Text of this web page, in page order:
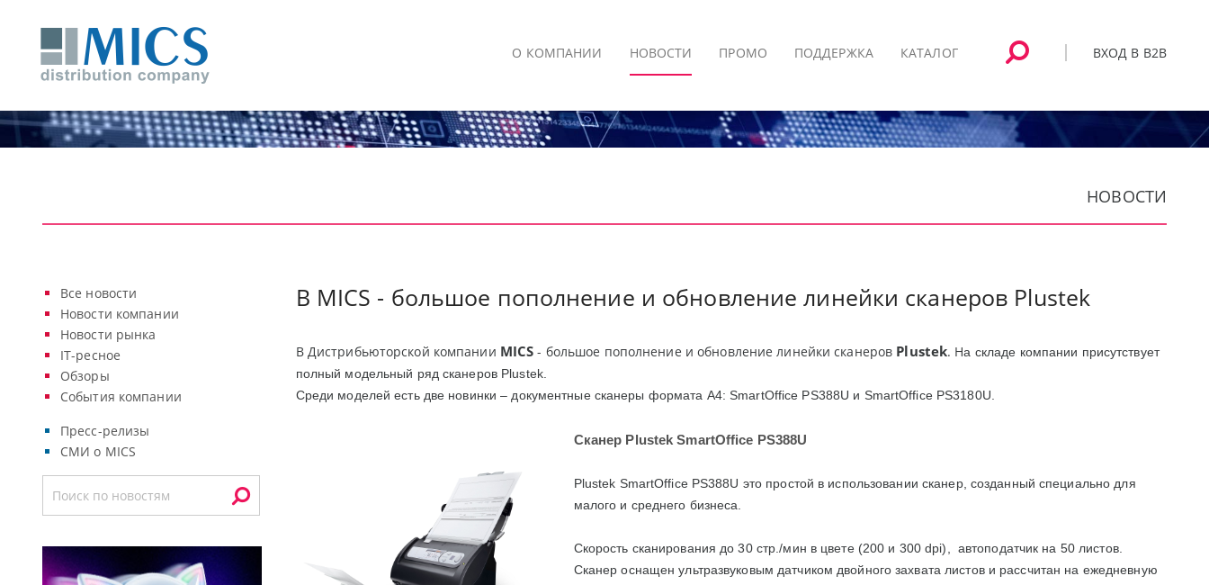
ВХОД В B2B
О КОМПАНИИ НОВОСТИ ПРОМО ПОДДЕРЖКА КАТАЛОГ
НОВОСТИ
Все новости
Новости компании
Новости рынка
IT-ресное
Обзоры
События компании
Пресс-релизы
СМИ о MICS
В MICS - большое пополнение и обновление линейки сканеров Plustek
В Дистрибьюторской компании MICS - большое пополнение и обновление линейки сканеров Plustek. На складе компании присутствует
полный модельный ряд сканеров Plustek.
Среди моделей есть две новинки – документные сканеры формата A4:SmartOffice PS388U и SmartOffice PS3180U
Сканер Plustek SmartOffice PS388U
Plustek SmartOffice PS388U это простой в использовании сканер, созданный специально для
малого и среднего бизнеса.
Скорость сканирования до 30 стр./мин в цвете (200 и 300 dpi), автоподатчик на 50 листов.
Сканер оснащен ультразвуковым датчиком двойного захвата листов и рассчитан на ежедневную